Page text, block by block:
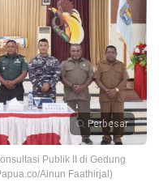
Perbesar
Publik II di Gedung
Ainun Faathirjal)